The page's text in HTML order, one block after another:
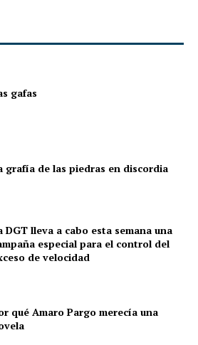
a una sociedad más informada y
Son ellos quienes
hacemos y no por lo que
por una cobertura
y social, que refleje distintas
en este camino.
gafas
grafía de las piedras en discordia
DGT lleva a cabo esta semana una
especial para el control del
de velocidad
qué Amaro Pargo merecía una